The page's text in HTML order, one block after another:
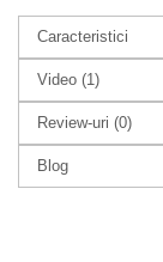
Caracteristici
Video (1)
Review-uri (0)
Blog